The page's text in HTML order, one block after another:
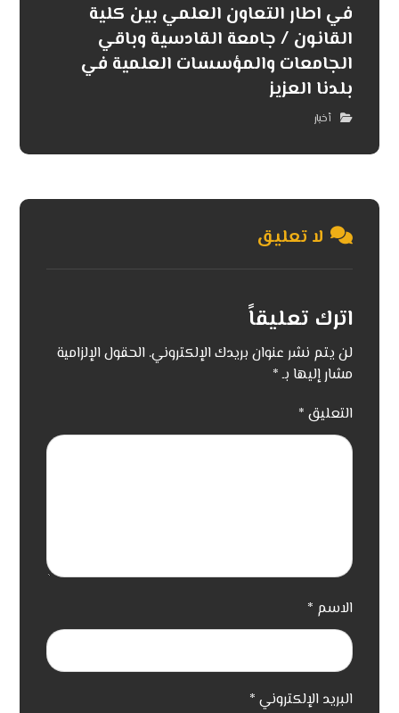
في اطار التعاون العلمي بين كلية
القانون / جامعة القادسية وباقي
الجامعات والمؤسسات العلمية في
بلدنا العزيز
أخبار
لا تعليق
اترك تعليقاً
لن يتم نشر عنوان بريدك الإلكتروني. الحقول الإلزامية
مشار إليها بـ*
التعليق *
الاسم *
البريد الإلكتروني *